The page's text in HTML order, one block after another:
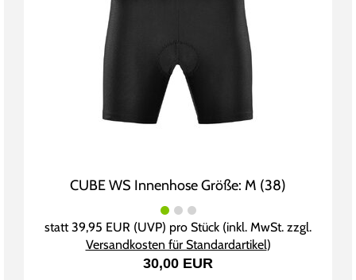
CUBE WS Innenhose Größe: M (38)
statt39,95 EUR (UVP) pro Stück (inkl. MwSt. zzgl.
Versandkosten für Standardartikel)
30,00 EUR